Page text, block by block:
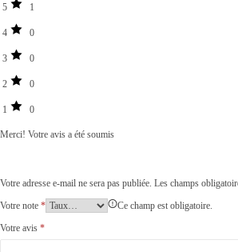
5 1
4 0
3 0
2 0
1 0
Merci! Votre avis a été soumis
Votre adresse e-mail ne sera pas publiée. Les champs
Votre note *
Ce champ est obligatoire.
Votre avis *